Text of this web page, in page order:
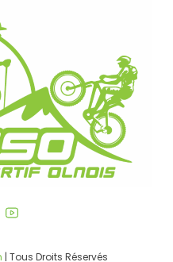
| Tous Droits Réservés